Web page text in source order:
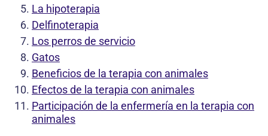
La hipoterapia
Delfinoterapia
Los perros de servicio
Gatos
Beneficios de la terapia con animales
Efectos de la terapia con animales
Participación de la enfermería en la terapia con
animales